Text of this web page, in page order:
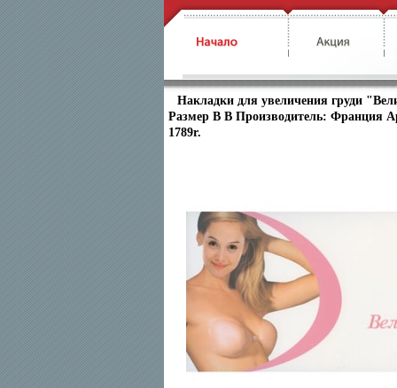
Накладки для увеличения груди
Размер В В Производитель: Франция
1789r.